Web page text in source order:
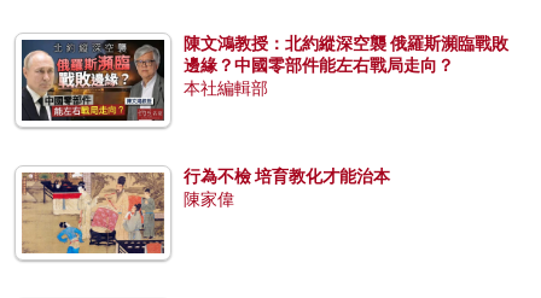
陳文鴻教授：北約縱深空襲 俄羅斯瀕臨戰敗
邊緣？中國零部件能左右戰局走向？
本社編輯部
行為不檢 培育教化才能治本
陳家偉